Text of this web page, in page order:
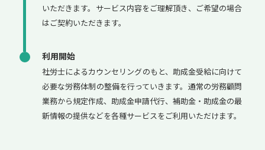
いただきます。サービス内容をご理解頂き、ご希望の場合
はご契約いただきます。
利用開始
社労士によるカウンセリングのもと、助成金受給に向けて
必要な労務体制の整備を行っていきます。通常の労務顧問
業務から規定作成、助成金申請代行、補助金・助成金の最
新情報の提供などを各種サービスをご利用いただけます。